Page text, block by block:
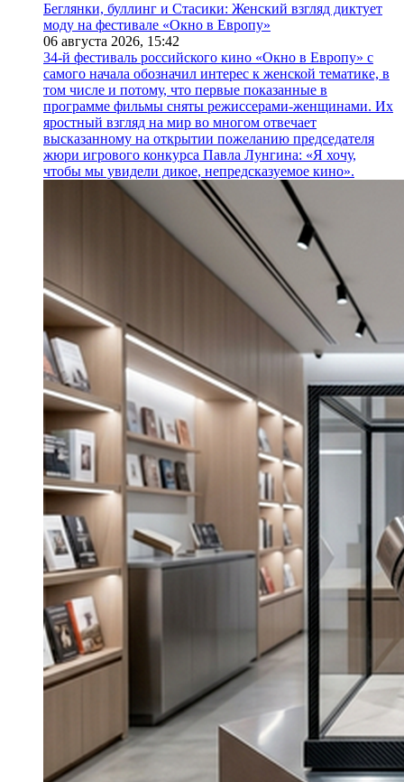
Беглянки, буллинг и Стасики: Женский взгляд диктует
моду на фестивале «Окно в Европу»
06 августа 2026, 15:42
34-й фестиваль российского кино «Окно в Европу» с
самого начала обозначил интерес к женской тематике, в
том числе и потому, что первые показанные в
программе фильмы сняты режиссерами-женщинами. Их
яростный взгляд на мир во многом отвечает
высказанному на открытии пожеланию председателя
жюри игрового конкурса Павла Лунгина: «Я хочу,
чтобы мы увидели дикое, непредсказуемое кино».